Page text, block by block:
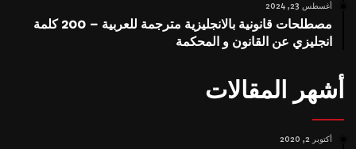
أغسطس 23, 2024
مصطلحات قانونية بالانجليزية مترجمة للعربية – 200 كلمة
انجليزي عن القانون و المحكمة
أشهر المقالات
أكتوبر 2, 2020